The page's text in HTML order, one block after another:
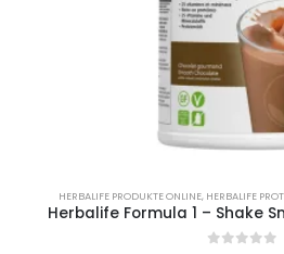
HERBALIFE PRODUKTE ONLINE, HERBALIFE